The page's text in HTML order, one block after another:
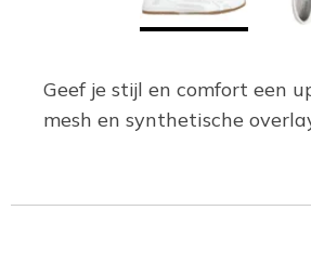
Geef je stijl en comfort een
mesh en synthetische